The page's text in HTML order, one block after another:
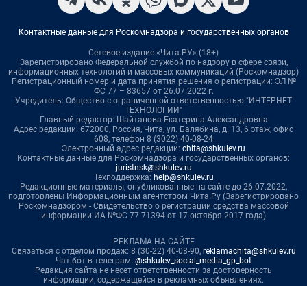
Контактные данные для Роскомнадзора и государственных органов
Сетевое издание «Чита.РУ» (18+)
Зарегистрировано Федеральной службой по надзору в сфере связи,
информационных технологий и массовых коммуникаций (Роскомнадзор)
Регистрационный номер и дата принятия решения о регистрации: ЭЛ №
ФС 77 – 83657 от 26.07.2022 г.
Учредитель: Общество с ограниченной ответственностью "ИНТЕРНЕТ
ТЕХНОЛОГИИ"
Главный редактор: Шайтанова Екатерина Александровна
Адрес редакции: 672000, Россия, Чита, ул. Балябина, д. 13, 6 этаж, офис
608, телефон 8 (3022) 40-08-24
Электронный адрес редакции: chita@shkulev.ru
Контактные данные для Роскомнадзора и государственных органов:
juristnsk@shkulev.ru
Техподдержка: help@shkulev.ru
Редакционные материалы, опубликованные на сайте до 26.07.2022,
подготовлены Информационным агентством Чита.Ру (Зарегистрировано
Роскомнадзором - Свидетельство о регистрации средства массовой
информации ИА №ФС 77-71394 от 17 октября 2017 года)
РЕКЛАМА НА САЙТЕ
Связаться с отделом продаж: 8 (30-22) 40-08-90, reklamachita@shkulev.ru
Чат-бот в телеграм: @shkulev_social_media_gp_bot
Редакция сайта не несет ответственности за достоверность
информации, содержащейся в рекламных объявлениях.